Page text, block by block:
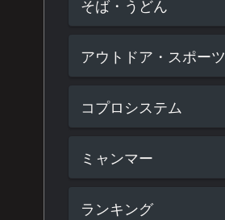
そば・うどん
アウトドア・スポーツ
コプロシステム
ミャンマー
ランキング